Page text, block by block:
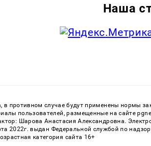
Наша
противном случае будут применены нормы
пользователей, размещенные на сайте
Шарова Анастасия Александровна.
выдан Федеральной службой по
категория сайта 16+